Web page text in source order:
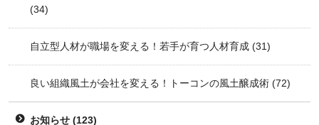
(34)
自立型人材が職場を変える！若手が育つ人材育成 (31)
良い組織風土が会社を変える！トーコンの風土醸成術 (72)
お知らせ (123)